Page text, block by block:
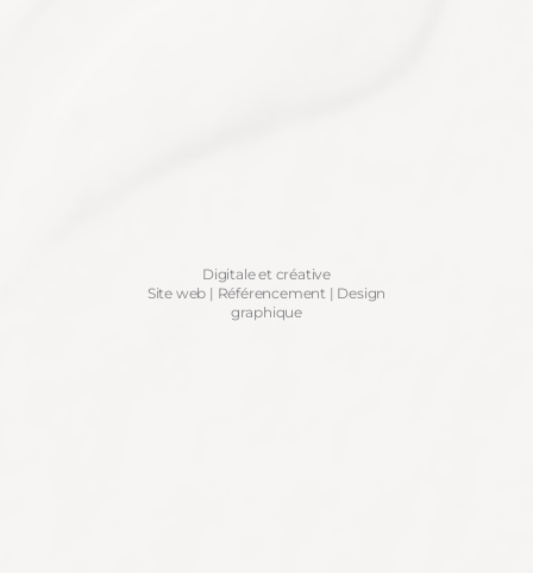
Digitale et créative
Site web | Référencement | Design
graphique